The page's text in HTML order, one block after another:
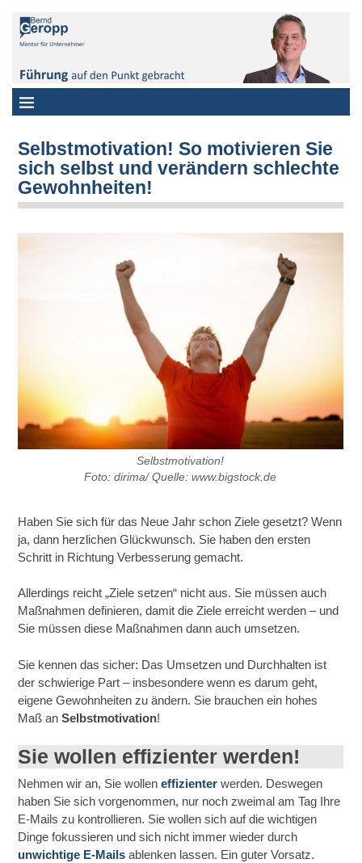
Selbstmotivation! So motivieren Sie
sich selbst und verändern schlechte
Gewohnheiten!
Selbstmotivation!
Foto: dirima/ Quelle: www.bigstock.de
Haben Sie sich für das Neue Jahr schon Ziele gesetzt? Wenn
ja, dann herzlichen Glückwunsch. Sie haben den ersten
Schritt in Richtung Verbesserung gemacht.
Allerdings reicht „Ziele setzen“ nicht aus. Sie müssen auch
Maßnahmen definieren, damit die Ziele erreicht werden – und
Sie müssen diese Maßnahmen dann auch umsetzen.
Sie kennen das sicher: Das Umsetzen und Durchhalten ist
der schwierige Part – insbesondere wenn es darum geht,
eigene Gewohnheiten zu ändern. Sie brauchen ein hohes
Maß an Selbstmotivation!
Sie wollen effizienter werden!
Nehmen wir an, Sie wollen effizienterwerden. Deswegen
haben Sie sich vorgenommen, nur noch zweimal am Tag Ihre
E-Mails zu kontrollieren. Sie wollen sich auf die wichtigen
Dinge fokussieren und sich nicht immer wieder durch
unwichtige E-Mailsablenken lassen. Ein guter Vorsatz.